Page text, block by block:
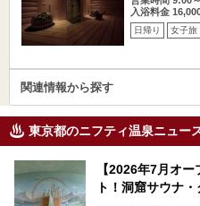
入浴料金
日帰り 女子旅
関連情報から探す
東京都のニフティ温泉ニュー
【2026年7月オ
ト！洞窟サウナ